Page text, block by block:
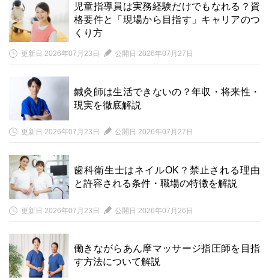
児童指導員は実務経験だけでもなれる？資
格要件と「現場から目指す」キャリアのつ
くり方
更新日 2026年07月23日 公開日 2026年07月27日
鍼灸師は生活できないの？年収・将来性・
現実を徹底解説
更新日 2026年07月23日 公開日 2026年07月27日
歯科衛生士はネイルOK？禁止される理由
と許容される条件・職場の特徴を解説
更新日 2026年07月23日 公開日 2026年07月26日
働きながらあん摩マッサージ指圧師を目指
す方法について解説